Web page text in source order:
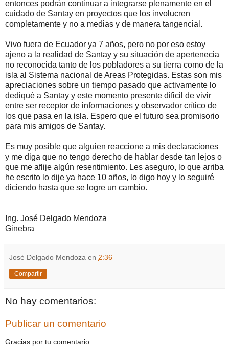
entonces podrán continuar a integrarse plenamente en el
cuidado de Santay en proyectos que los involucren
completamente y no a medias y de manera tangencial.
Vivo fuera de Ecuador ya 7 años, pero no por eso estoy
ajeno a la realidad de Santay y su situación de apertenecia
no reconocida tanto de los pobladores a su tierra como de la
isla al Sistema nacional de Areas Protegidas. Estas son mis
apreciaciones sobre un tiempo pasado que activamente lo
dediqué a Santay y este momento presente dificil de vivir
entre ser receptor de informaciones y observador crítico de
los que pasa en la isla. Espero que el futuro sea promisorio
para mis amigos de Santay.
Es muy posible que alguien reaccione a mis declaraciones
y me diga que no tengo derecho de hablar desde tan lejos o
que me aflije algún resentimiento. Les aseguro, lo que arriba
he escrito lo dije ya hace 10 años, lo digo hoy y lo seguiré
diciendo hasta que se logre un cambio.
Ing. José Delgado Mendoza
Ginebra
José Delgado Mendoza en 2:36
Compartir
No hay comentarios:
Publicar un comentario
Gracias por tu comentario.